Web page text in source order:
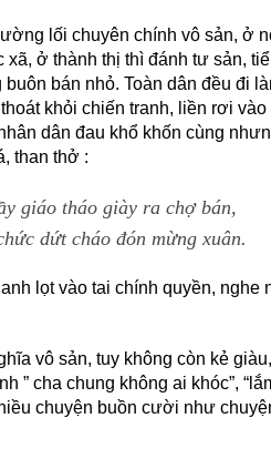
lối chuyên chính vô sản, ở
xã, ở thành thị thì đánh tư sản,
bán nhỏ. Toàn dân đều đi
khỏi chiến tranh, liền rơi
dân đau khổ khốn cùng
than thở :
giáo tháo giày ra chợ bán,
dứt cháo đón mừng xuân.
lọt vào tai chính quyền, nghe
vô sản, tuy không còn kẻ
” cha chung không ai khóc”,
chuyện buồn cười như